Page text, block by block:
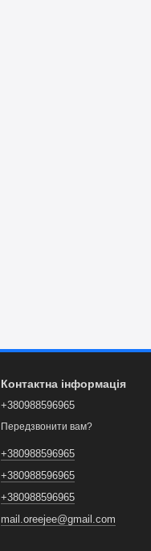
Контактна інформація
+380988596965
Передзвонити вам?
+380988596965
+380988596965
+380988596965
mail.oreejee@gmail.com